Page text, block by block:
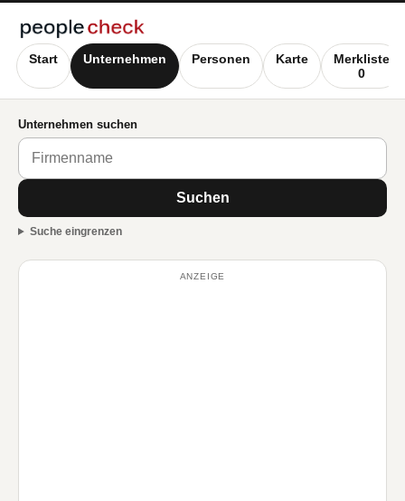
Start Unternehmen Personen Karte
Merkliste
0
Unternehmen suchen
Suchen
Suche eingrenzen
ANZEIGE